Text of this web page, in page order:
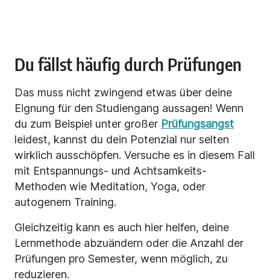
Du fällst häufig durch Prüfungen
Das muss nicht zwingend etwas über deine
Eignung für den Studiengang aussagen! Wenn
du zum Beispiel unter großer Prüfungsangst
leidest, kannst du dein Potenzial nur selten
wirklich ausschöpfen. Versuche es in diesem Fall
mit Entspannungs- und Achtsamkeits-
Methoden wie Meditation, Yoga, oder
autogenem Training.
Gleichzeitig kann es auch hier helfen, deine
Lernmethode abzuändern oder die Anzahl der
Prüfungen pro Semester, wenn möglich, zu
reduzieren.